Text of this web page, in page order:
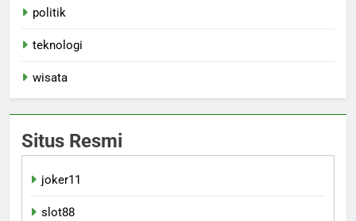
politik
teknologi
wisata
Situs Resmi
joker11
slot88